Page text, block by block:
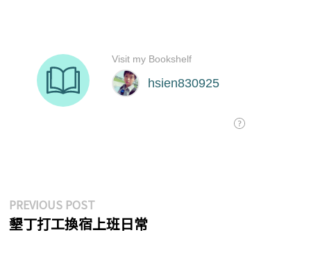
文
章
PREVIOUS POSTPrevious
post:
墾丁打工換宿上班日常